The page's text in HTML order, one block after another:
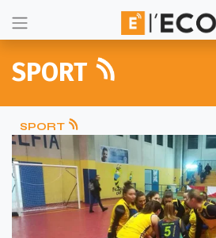
SPORT
SPORT